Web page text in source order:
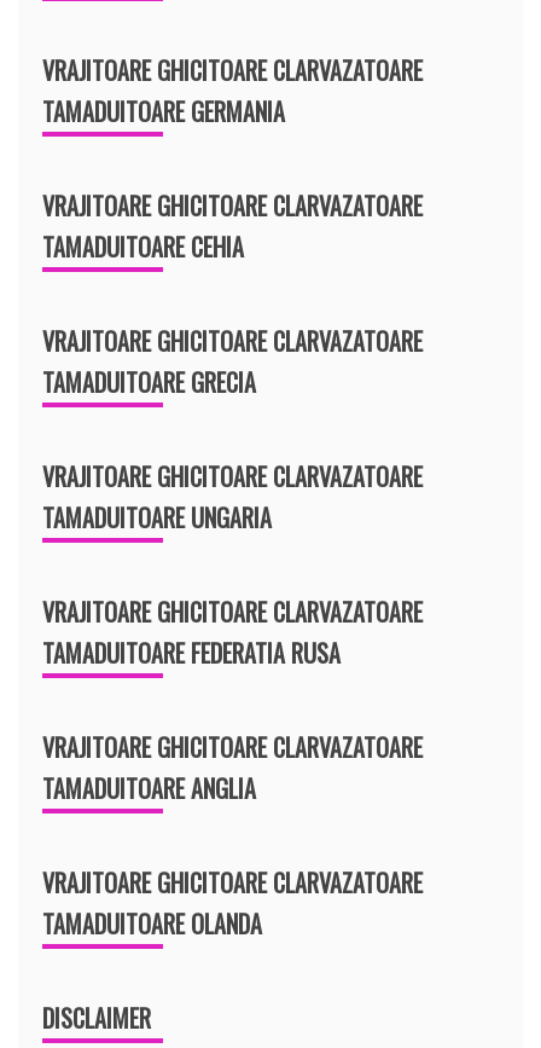
VRAJITOARE GHICITOARE CLARVAZATOARE
TAMADUITOARE GERMANIA
VRAJITOARE GHICITOARE CLARVAZATOARE
TAMADUITOARE CEHIA
VRAJITOARE GHICITOARE CLARVAZATOARE
TAMADUITOARE GRECIA
VRAJITOARE GHICITOARE CLARVAZATOARE
TAMADUITOARE UNGARIA
VRAJITOARE GHICITOARE CLARVAZATOARE
TAMADUITOARE FEDERATIA RUSA
VRAJITOARE GHICITOARE CLARVAZATOARE
TAMADUITOARE ANGLIA
VRAJITOARE GHICITOARE CLARVAZATOARE
TAMADUITOARE OLANDA
DISCLAIMER